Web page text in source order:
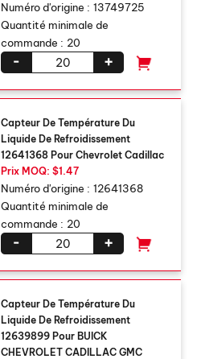
Numéro d'origine : 13749725
Quantité minimale de
commande : 20
+
-
Capteur De Température Du
Liquide De Refroidissement
12641368 Pour Chevrolet Cadillac
Prix ​​MOQ: $1.47
Numéro d'origine : 12641368
Quantité minimale de
commande : 20
+
-
Capteur De Température Du
Liquide De Refroidissement
12639899 Pour BUICK
CHEVROLET CADILLAC GMC